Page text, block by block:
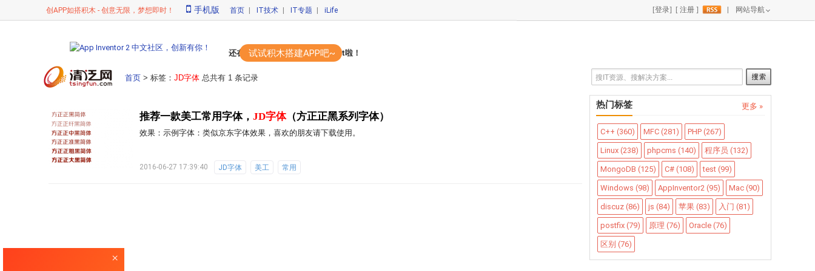
创APP如搭积木 - 创意无限，梦想即时！ 手机版 首页 IT技术 IT专题 iLife 网站导航
还在苦苦敲代码开发APP？你out啦！
试试积木搭建APP吧~
首页 > 标签： JD字体 总共有 1 条记录
推荐一款美工常用字体， JD字体（方正正黑系列字体）
效果：示例字体：类似京东字体效果，喜欢的朋友请下载使用。
2016-06-27 17:39:40 JD字体 美工 常用
热门标签 更多 »
C++ (360) MFC (281) PHP (267)
Linux (238) phpcms (140) 程序员 (132)
MongoDB (125) C# (108) test (99)
Windows (98) AppInventor2 (95) Mac (90)
discuz (86) js (84) 苹果 (83) 入门 (81)
postfix (79) 原理 (76) Oracle (76)
区别 (76)